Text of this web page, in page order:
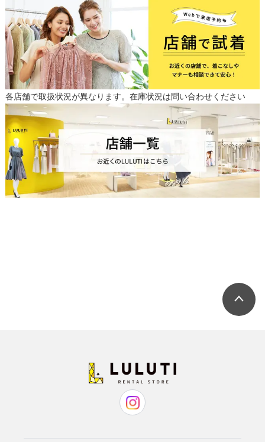
各店舗で取扱状況が異なります。在庫状況は問い合わせください